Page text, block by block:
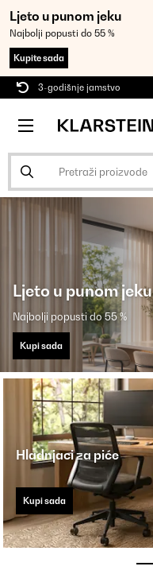
Ljeto u punom jeku
Najbolji popusti do 55 %
Kupite sada
3-godišnje jamstvo
Ljeto u punom jeku
Najbolji popusti do 55 %
Kupi sada
Hladnjaci za piće
Kupi sada